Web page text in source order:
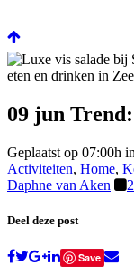
09 jun
Geplaatst op 07:00h in
Activiteiten, Home,
Daphne van Aken
Deel deze post
Save